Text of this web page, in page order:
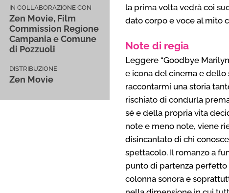
IN COLLABORAZIONE CON
Zen Movie, Film
Commission Regione
Campania e Comune
di Pozzuoli
DISTRIBUZIONE
Zen Movie
la prima volta vedrà coi
dato corpo e voce al mito
Note di regia
Leggere “Goodbye
e icona del cinema e dello
raccontarmi una storia
rischiato di condurla
sé e della propria vita
note e meno note, viene
disincantato di chi
spettacolo. Il romanzo a
punto di partenza perfetto
colonna sonora e